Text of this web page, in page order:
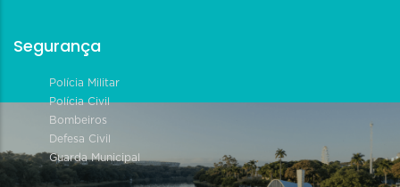
Segurança
Polícia Militar
Polícia Civil
Bombeiros
Defesa Civil
Guarda Municipal